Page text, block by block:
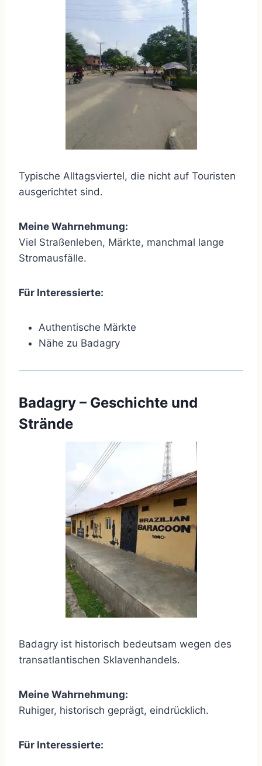
Typische Alltagsviertel, die nicht auf Touristen
ausgerichtet sind.
Meine Wahrnehmung:
Viel Straßenleben, Märkte, manchmal lange
Stromausfälle.
Für Interessierte:
Authentische Märkte
Nähe zu Badagry
Badagry – Geschichte und
Strände
Badagry ist historisch bedeutsam wegen des
transatlantischen Sklavenhandels.
Meine Wahrnehmung:
Ruhiger, historisch geprägt, eindrücklich.
Für Interessierte: